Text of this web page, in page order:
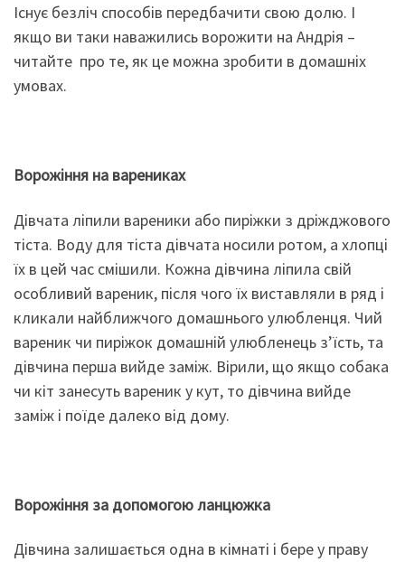
Існує безліч способів передбачити свою долю. І
якщо ви таки наважились ворожити на Андрія –
читайте про те, як це можна зробити в домашніх
умовах.
Ворожіння на варениках
Дівчата ліпили вареники або пиріжки з дріжджового
тіста. Воду для тіста дівчата носили ротом, а хлопці
їх в цей час смішили. Кожна дівчина ліпила свій
особливий вареник, після чого їх виставляли в ряд і
кликали найближчого домашнього улюбленця. Чий
вареник чи пиріжок домашній улюбленець з’їсть, та
дівчина перша вийде заміж. Вірили, що якщо собака
чи кіт занесуть вареник у кут, то дівчина вийде
заміж і поїде далеко від дому.
Ворожіння за допомогою ланцюжка
Дівчина залишається одна в кімнаті і бере у праву